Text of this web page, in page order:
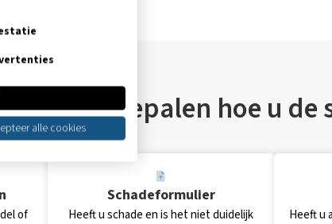
zelf bepalen hoe u de
of
Schadeformulier
Heeft u schade en is het niet duidelijk
Heeft u
alle cookies